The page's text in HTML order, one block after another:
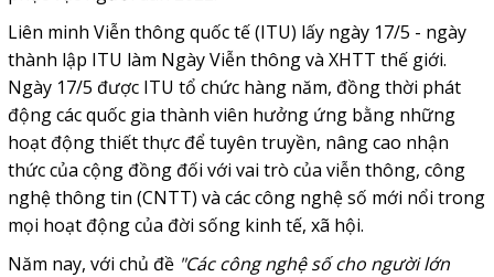
Liên minh Viễn thông quốc tế (ITU) lấy ngày 17/5 - ngày
thành lập ITU làm Ngày Viễn thông và XHTT thế giới.
Ngày 17/5 được ITU tổ chức hàng năm, đồng thời phát
động các quốc gia thành viên hưởng ứng bằng những
hoạt động thiết thực để tuyên truyền, nâng cao nhận
thức của cộng đồng đối với vai trò của viễn thông, công
nghệ thông tin (CNTT) và các công nghệ số mới nổi trong
mọi hoạt động của đời sống kinh tế, xã hội.
Năm nay, với chủ đề "Các công nghệ số cho người lớn